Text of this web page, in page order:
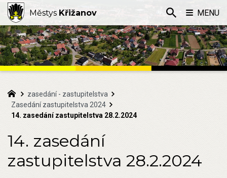
zasedání - zastupitelstva
Zasedání zastupitelstva 2024
14. zasedání zastupitelstva 28.2.2024
14. zasedání
zastupitelstva 28.2.2024
Městys Křižanov MENU